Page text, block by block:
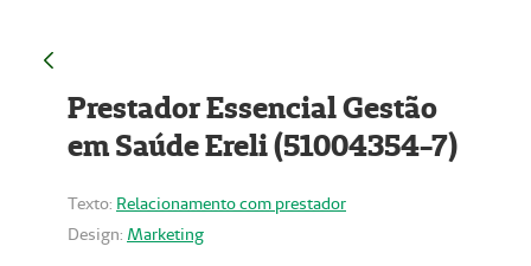
Prestador Essencial Gestão
em Saúde Ereli (51004354-7)
Texto: Relacionamento com prestador
Design: Marketing